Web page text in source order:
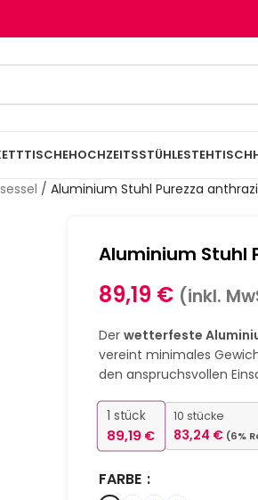
HOCHZEITSSTÜHLE
/ Aluminium Stuhl Purezza
Aluminium Stuhl
89,19 € (inkl.
Derwetterfeste
vereint minimales
den anspruchsvollen
1 stück
89,19€
10 stücke
83,24 € (6%
FARBE